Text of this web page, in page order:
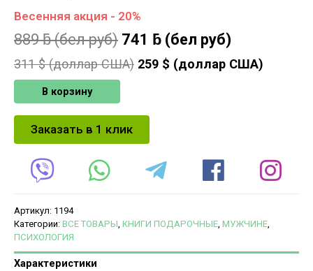
Весенняя акция - 20%
889ƃ(бел руб) 741 ƃ (бел руб)
311$ (доллар США) 259 $ (доллар США)
В корзину
Заказать в 1 клик
Артикул: 1194
Категории: ВСЕ ТОВАРЫ КНИГИ ПОДАРОЧНЫЕ МУЖЧИНЕ
ПСИХОЛОГИЯ
Характеристики